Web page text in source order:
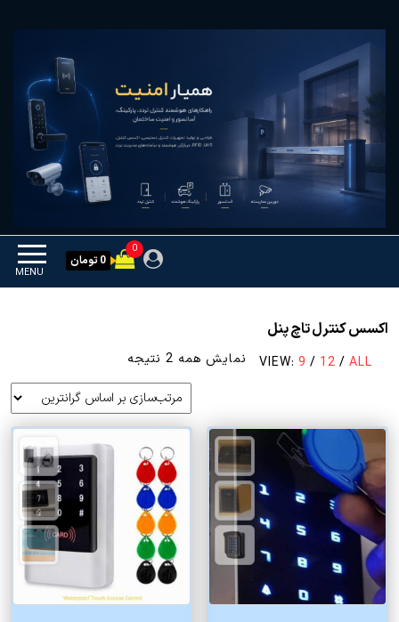
همیار امنیت
MENU
0
0 تومان
اکسس کنترل تاچ پنل
VIEW: 9 / 12 / ALL نمایش همه 2 نتیجه
بر
اساس
قیمت:
زیاد